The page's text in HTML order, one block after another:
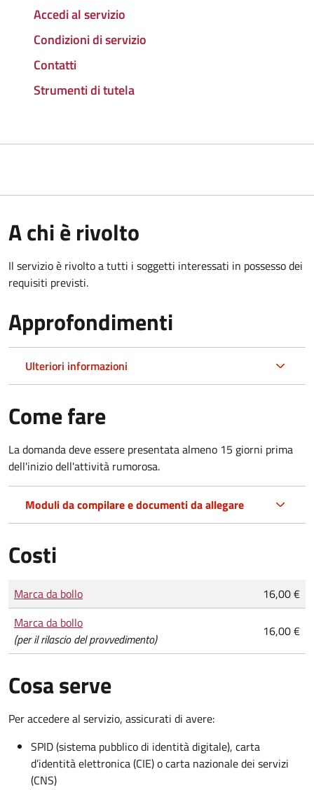
Accedi al servizio
Condizioni di servizio
Contatti
Strumenti di tutela
A chi è rivolto
Il servizio è rivolto a tutti i soggetti interessati in possesso dei
requisiti previsti.
Approfondimenti
Ulteriori informazioni
Come fare
La domanda deve essere presentata almeno 15 giorni prima
dell'inizio dell'attività rumorosa.
Moduli da compilare e documenti da allegare
Costi
Tipo di pagamento
Importo
Marca da bollo
16,00 €
Marca da bollo
(per il rilascio del provvedimento)
16,00 €
Cosa serve
Per accedere al servizio, assicurati di avere:
SPID (sistema pubblico di identità digitale), carta
d’identità elettronica (CIE) o carta nazionale dei servizi
(CNS)